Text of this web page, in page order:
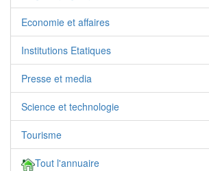
Economie et affaires
Institutions Etatiques
Presse et media
Science et technologie
Tourisme
Tout l'annuaire